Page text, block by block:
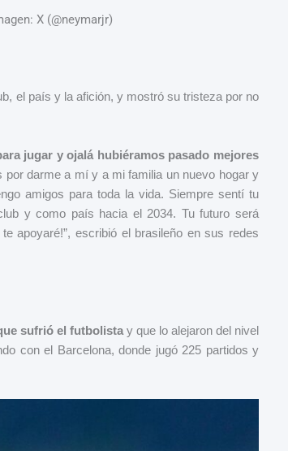
X (@neymarjr)
el país y la afición, y mostró su tristeza por no
jugar y ojalá hubiéramos pasado mejores
por darme a mí y a mi familia un nuevo hogar y
amigos para toda la vida. Siempre sentí tu
y como país hacia el 2034. Tu futuro será
apoyaré!”, escribió el brasileño en sus redes
sufrió el futbolista y que lo alejaron del nivel
con el Barcelona, donde jugó 225 partidos y